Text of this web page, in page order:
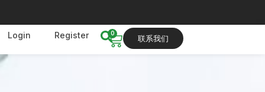
Login Register 0
联系我们